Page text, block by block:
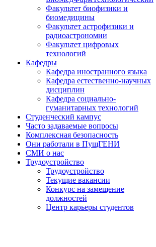
Факультет биофизики и
биомедицины
Факультет астрофизики и
радиоастрономии
Факультет цифровых
технологий
Кафедры
Кафедра иностранного языка
Кафедра естественно-научных
дисциплин
Кафедра социально-
гуманитарных технологий
Студенческий кампус
Часто задаваемые вопросы
Комплексная безопасность
Они работали в ПущГЕНИ
СМИ о нас
Трудоустройство
Трудоустройство
Текущие вакансии
Конкурс на замещение
должностей
Центр карьеры студентов